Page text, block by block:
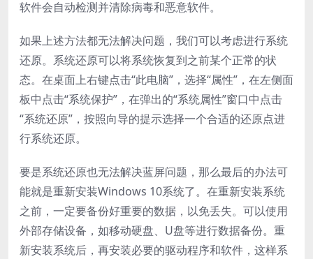
软件会自动检测并清除病毒和恶意软件。
如果上述方法都无法解决问题，我们可以考虑进行系统
还原。系统还原可以将系统恢复到之前某个正常的状
态。在桌面上右键点击“此电脑”，选择“属性”，在左侧面
板中点击“系统保护”，在弹出的“系统属性”窗口中点击
“系统还原”，按照向导的提示选择一个合适的还原点进
行系统还原。
要是系统还原也无法解决蓝屏问题，那么最后的办法可
能就是重新安装Windows 10系统了。在重新安装系统
之前，一定要备份好重要的数据，以免丢失。可以使用
外部存储设备，如移动硬盘、U盘等进行数据备份。重
新安装系统后，再安装必要的驱动程序和软件，这样系